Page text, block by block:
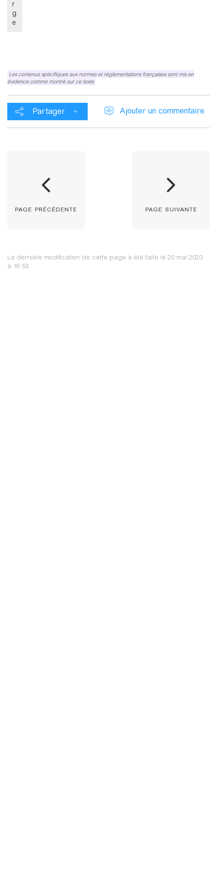
r
g
e
Les contenus spécifiques aux normes et réglementations françaises sont mis en
évidence comme montré sur ce texte
Partager Ajouter un commentaire
page précédente page suivante
La dernière modification de cette page a été faite le 20 mai 2020
à 16:53.